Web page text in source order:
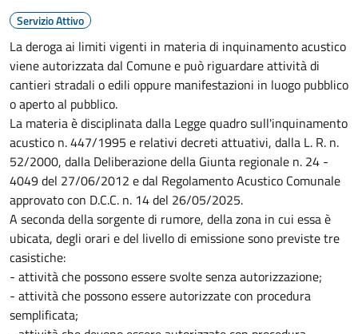
Servizio Attivo
La deroga ai limiti vigenti in materia di inquinamento acustico
viene autorizzata dal Comune e può riguardare attività di
cantieri stradali o edili oppure manifestazioni in luogo pubblico
o aperto al pubblico.
La materia è disciplinata dalla Legge quadro sull'inquinamento
acustico n. 447/1995 e relativi decreti attuativi, dalla L. R. n.
52/2000, dalla Deliberazione della Giunta regionale n. 24 -
4049 del 27/06/2012 e dal Regolamento Acustico Comunale
approvato con D.C.C. n. 14 del 26/05/2025.
A seconda della sorgente di rumore, della zona in cui essa è
ubicata, degli orari e del livello di emissione sono previste tre
casistiche:
- attività che possono essere svolte senza autorizzazione;
- attività che possono essere autorizzate con procedura
semplificata;